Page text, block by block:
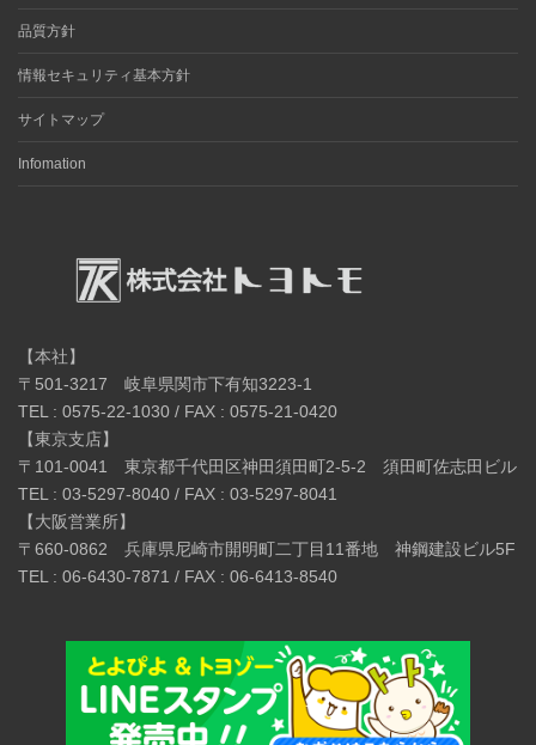
品質方針
情報セキュリティ基本方針
サイトマップ
Infomation
【本社】
〒501-3217 岐阜県関市下有知3223-1
TEL : 0575-22-1030 / FAX : 0575-21-0420
【東京支店】
〒101-0041 東京都千代田区神田須田町2-5-2 須田町佐志田ビル
TEL : 03-5297-8040 / FAX : 03-5297-8041
【大阪営業所】
〒660-0862 兵庫県尼崎市開明町二丁目11番地 神鋼建設ビル5F
TEL : 06-6430-7871 / FAX : 06-6413-8540